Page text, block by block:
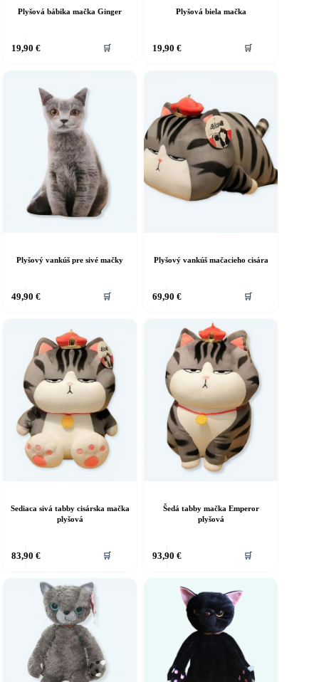
Plyšová bábika mačka Ginger
19,90 € 🛒
Plyšová biela mačka
19,90 € 🛒
Plyšový vankúš pre sivé mačky
49,90 € 🛒
Plyšový vankúš mačacieho cisára
69,90 € 🛒
Sediaca sivá tabby cisárska mačka
plyšová
83,90 € 🛒
Šedá tabby mačka Emperor
plyšová
93,90 € 🛒